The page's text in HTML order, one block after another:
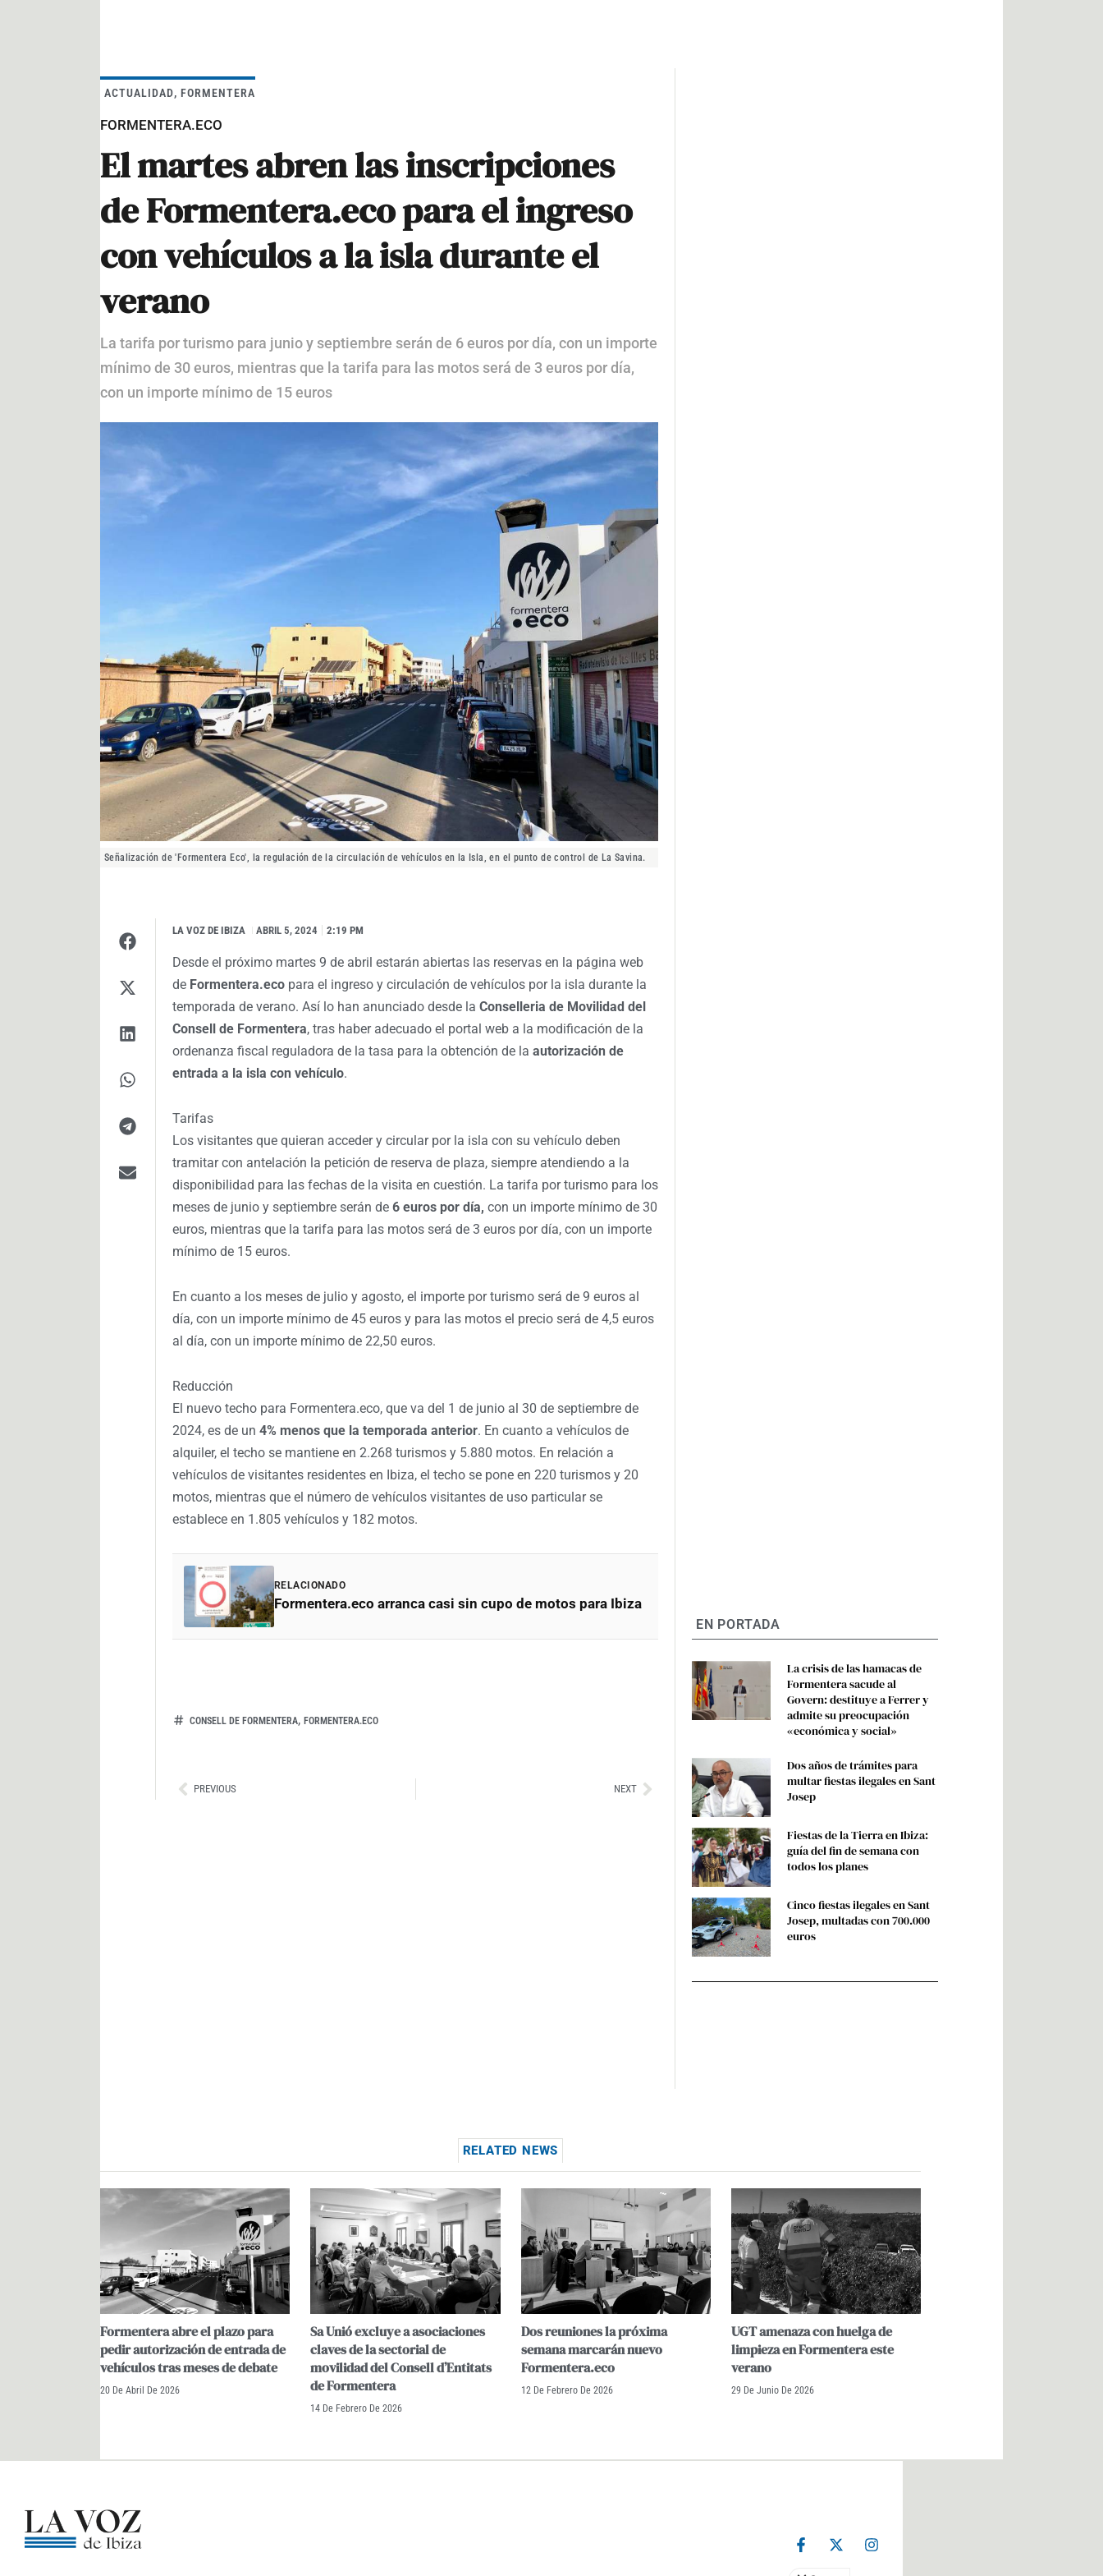
ACTUALIDAD, FORMENTERA
FORMENTERA.ECO
El martes abren las inscripciones
de Formentera.eco para el ingreso
con vehículos a la isla durante el
verano
La tarifa por turismo para junio y septiembre serán de 6 euros por día, con un importe
mínimo de 30 euros, mientras que la tarifa para las motos será de 3 euros por día,
con un importe mínimo de 15 euros
Señalización de 'Formentera Eco', la regulación de la circulación de vehículos en la Isla, en el punto de control de La Savina.
LA VOZ DE IBIZA I ABRIL 5, 2024 2:19 PM
Desde el próximo martes 9 de abril estarán abiertas las reservas en la página web
de Formentera.eco para el ingreso y circulación de vehículos por la isla durante la
temporada de verano. Así lo han anunciado desde la Conselleria de Movilidad del
Consell de Formentera, tras haber adecuado el portal web a la modificación de la
ordenanza fiscal reguladora de la tasa para la obtención de la autorización de
entrada a la isla con vehículo.
Tarifas
Los visitantes que quieran acceder y circular por la isla con su vehículo deben
tramitar con antelación la petición de reserva de plaza, siempre atendiendo a la
disponibilidad para las fechas de la visita en cuestión. La tarifa por turismo para los
meses de junio y septiembre serán de 6 euros por día, con un importe mínimo de 30
euros, mientras que la tarifa para las motos será de 3 euros por día, con un importe
mínimo de 15 euros.
En cuanto a los meses de julio y agosto, el importe por turismo será de 9 euros al
día, con un importe mínimo de 45 euros y para las motos el precio será de 4,5 euros
al día, con un importe mínimo de 22,50 euros.
Reducción
El nuevo techo para Formentera.eco, que va del 1 de junio al 30 de septiembre de
2024, es de un 4% menos que la temporada anterior. En cuanto a vehículos de
alquiler, el techo se mantiene en 2.268 turismos y 5.880 motos. En relación a
vehículos de visitantes residentes en Ibiza, el techo se pone en 220 turismos y 20
motos, mientras que el número de vehículos visitantes de uso particular se
establece en 1.805 vehículos y 182 motos.
RELACIONADO
Formentera.eco arranca casi sin cupo de motos para Ibiza
CONSELL DE FORMENTERA, FORMENTERA.ECO
AntPREVIOUS NEXTSiguiente
EN PORTADA
La crisis de las hamacas de
Formentera sacude al
Govern: destituye a Ferrer y
admite su preocupación
«económica y social»
Dos años de trámites para
multar fiestas ilegales en Sant
Josep
Fiestas de la Tierra en Ibiza:
guía del fin de semana con
todos los planes
Cinco fiestas ilegales en Sant
Josep, multadas con 700.000
euros
RELATED NEWS
Formentera abre el plazo para
pedir autorización de entrada de
vehículos tras meses de debate
20 De Abril De 2026
Sa Unió excluye a asociaciones
claves de la sectorial de
movilidad del Consell d’Entitats
de Formentera
14 De Febrero De 2026
Dos reuniones la próxima
semana marcarán nuevo
Formentera.eco
12 De Febrero De 2026
UGT amenaza con huelga de
limpieza en Formentera este
verano
29 De Junio De 2026
F
a
X
-
I
n